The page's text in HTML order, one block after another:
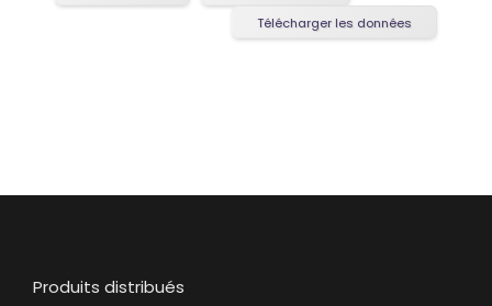
Télécharger les données
Produits distribués